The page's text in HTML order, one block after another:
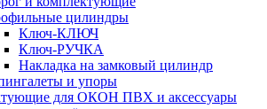
цилиндры
Ключ-КЛЮЧ
Ключ-РУЧКА
Накладка на замковый цилиндр
и упоры
для ОКОН ПВХ и аксессуары